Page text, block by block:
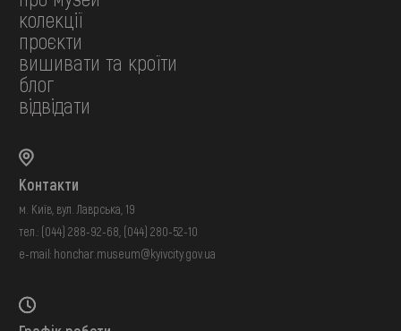
колекції
проєкти
вишивати та кроїти
блог
відвідати
Контакти
м. Київ, вул. Лаврська, 19
тел.: (044) 288-92-68 (044) 280-52-10
e-mail: honchar.museum@kyivcity.gov.ua